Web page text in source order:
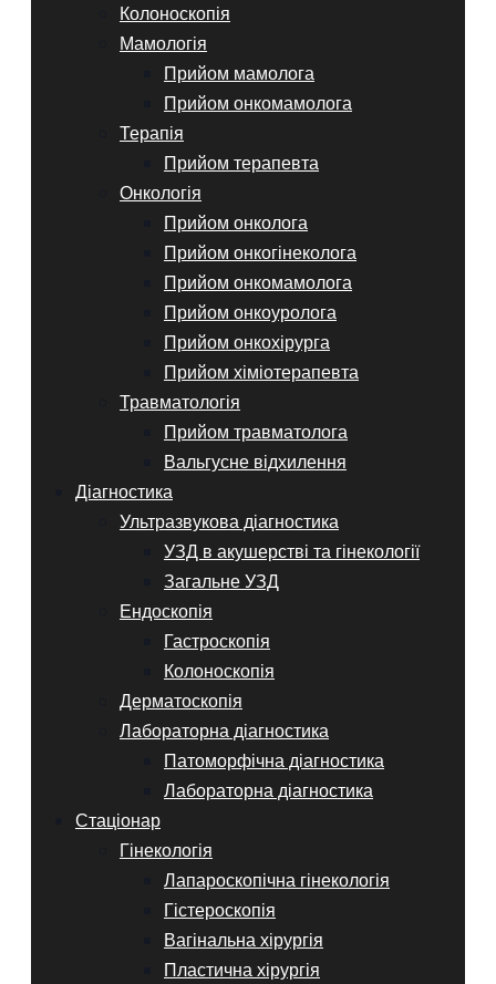
Колоноскопія
Мамологія
Прийом мамолога
Прийом онкомамолога
Терапія
Прийом терапевта
Онкологія
Прийом онколога
Прийом онкогінеколога
Прийом онкомамолога
Прийом онкоуролога
Прийом онкохірурга
Прийом хіміотерапевта
Травматологія
Прийом травматолога
Вальгусне відхилення
Діагностика
Ультразвукова діагностика
УЗД в акушерстві та гінекології
Загальне УЗД
Ендоскопія
Гастроскопія
Колоноскопія
Дерматоскопія
Лабораторна діагностика
Патоморфічна діагностика
Лабораторна діагностика
Стаціонар
Гінекологія
Лапароскопічна гінекологія
Гістероскопія
Вагінальна хірургія
Пластична хірургія